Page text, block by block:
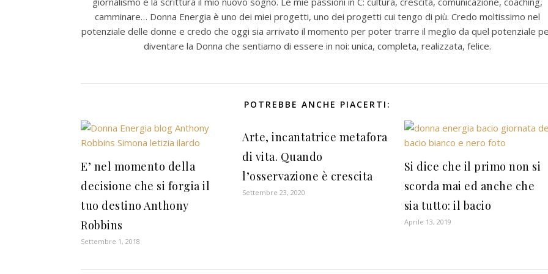
camminare… Donna Energia è uno dei miei progetti, uno dei progetti cui tengo di più. Credo moltissimo nel
potenziale delle donne e credo che oggi sia arrivato il momento per poter trarre il meglio da quel potenziale
diventare la Donna che sentiamo di essere in noi: unica, completa, realizzata, felice.
POTREBBE ANCHE PIACERTI:
E’ nel momento della
decisione che si forgia il
tuo destino Anthony
Robbins
Settembre 1, 2018
Arte, incantatrice metafora
di vita. Quando
l’osservazione è crescita
Settembre 23, 2020
Si dice che il primo non si
scorda mai ed anche che
sia tutto: il bacio
Aprile 13, 2019